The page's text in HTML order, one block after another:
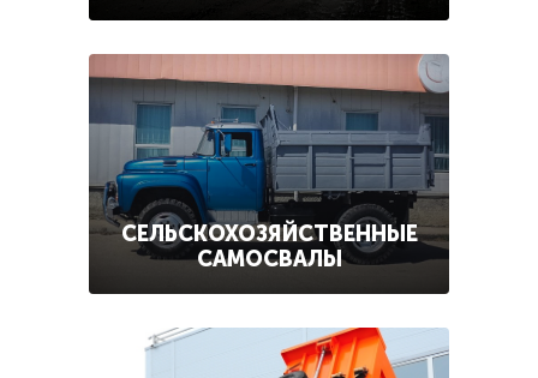
СЕЛЬСКОХОЗЯЙСТВЕННЫЕ
САМОСВАЛЫ